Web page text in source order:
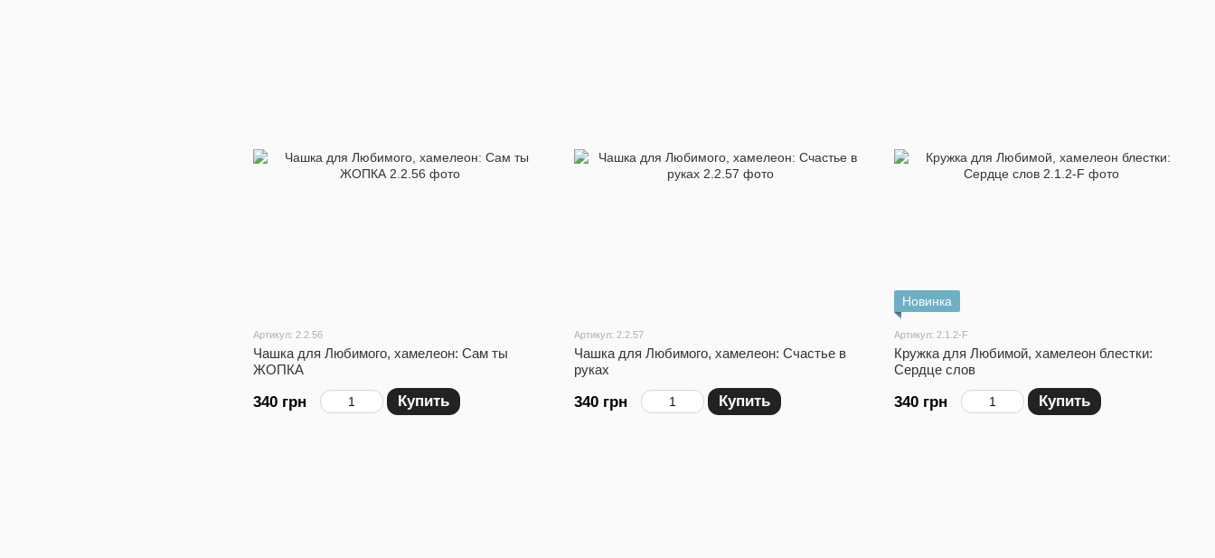
Артикул: 2.2.56
Чашка для Любимого, хамелеон: Сам ты
ЖОПКА
340 грн Купить
Артикул: 2.2.57
Чашка для Любимого, хамелеон: Счастье в
руках
340 грн Купить
Новинка
Артикул: 2.1.2-F
Кружка для Любимой, хамелеон блестки:
Сердце слов
340 грн Купить